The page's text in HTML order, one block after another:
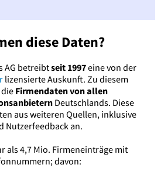
diese Daten?
AG betreibtseit 1997eine von der
lizensierte Auskunft. Zu diesem
Firmendaten von allen
Deutschlands. Diese
aus weiteren Quellen, inklusive
Nutzerfeedback an.
als 4,7 Mio. Firmeneinträge mit
davon: